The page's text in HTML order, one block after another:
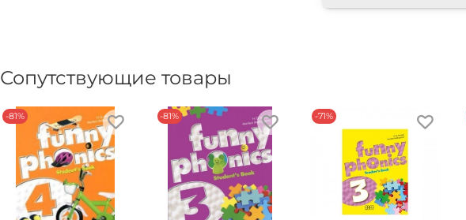
Сопутствующие товары
-81% -81% -71%